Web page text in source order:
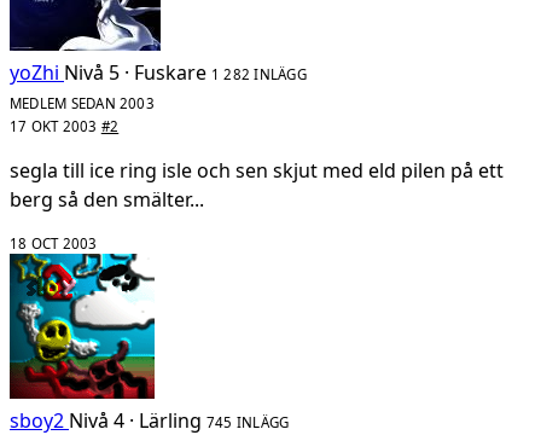
yoZhi Nivå 5 · Fuskare 1 282 INLÄGG
MEDLEM SEDAN 2003
17 OKT 2003 #2
segla till ice ring isle och sen skjut med eld pilen på ett
berg så den smälter...
18 OCT 2003
sboy2 Nivå 4 · Lärling 745 INLÄGG